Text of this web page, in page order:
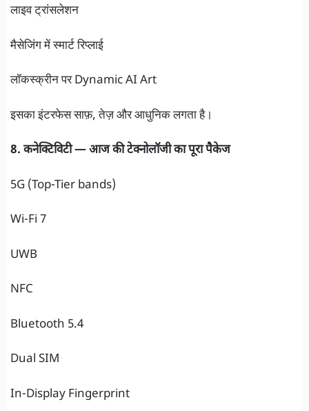
लाइव ट्रांसलेशन
मैसेजिंग में स्मार्ट रिप्लाई
लॉकस्क्रीन पर Dynamic AI Art
इसका इंटरफेस साफ़, तेज़ और आधुनिक लगता है।
8. कनेक्टिविटी — आज की टेक्नोलॉजी का पूरा पैकेज
5G (Top-Tier bands)
Wi-Fi 7
UWB
NFC
Bluetooth 5.4
Dual SIM
In-Display Fingerprint